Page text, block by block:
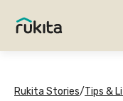
Rukita Stories/Tips &